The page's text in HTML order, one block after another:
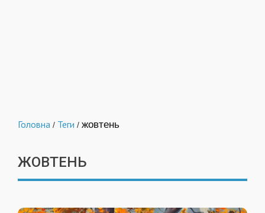
Головна / Теги / жовтень
ЖОВТЕНЬ